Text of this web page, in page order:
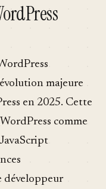
majeure
en 2025. Cette
comme
développeur